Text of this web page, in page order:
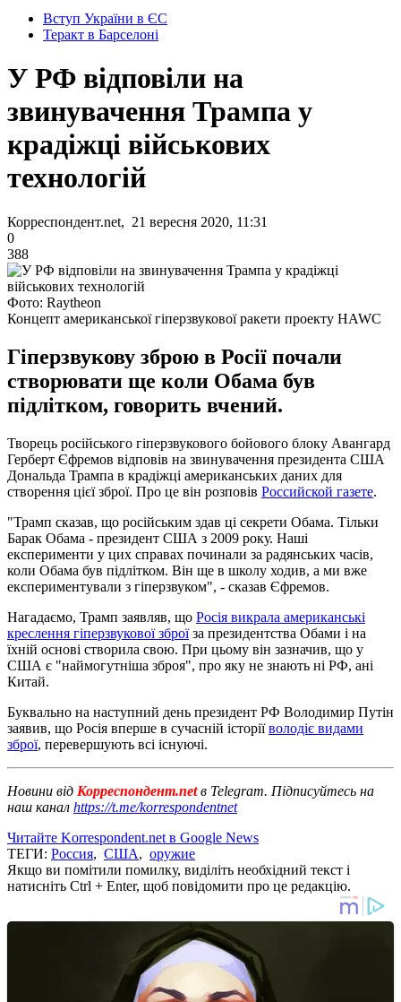
Вступ України в ЄС
Теракт в Барселоні
У РФ відповіли на
звинувачення Трампа у
крадіжці військових
технологій
Корреспондент.net, 21 вересня 2020, 11:31
0
388
Фото: Raytheon
Концепт американської гіперзвукової ракети проекту HAWC
Гіперзвукову зброю в Росії почали
створювати ще коли Обама був
підлітком, говорить вчений.
Творець російського гіперзвукового бойового блоку Авангард
Герберт Єфремов відповів на звинувачення президента США
Дональда Трампа в крадіжці американських даних для
створення цієї зброї. Про це він розповів Российской газете.
"Трамп сказав, що російським здав ці секрети Обама. Тільки
Барак Обама - президент США з 2009 року. Наші
експерименти у цих справах починали за радянських часів,
коли Обама був підлітком. Він ще в школу ходив, а ми вже
експериментували з гіперзвуком", - сказав Єфремов.
Нагадаємо, Трамп заявляв, що Росія викрала американські
креслення гіперзвукової зброїза президентства Обами і на
їхній основі створила свою. При цьому він зазначив, що у
США є "наймогутніша зброя", про яку не знають ні РФ, ані
Китай.
Буквально на наступний день президент РФ Володимир Путін
заявив, що Росія вперше в сучасній історіїволодіє видами
зброї, перевершують всі існуючі.
Новини від Корреспондент.netв Telegram. Підписуйтесь на
наш канал https://t.me/korrespondentnet
Читайте Korrespondent.net в Google News
ТЕГИ: Россия, США, оружие
Якщо ви помітили помилку, виділіть необхідний текст і
натисніть Ctrl + Enter, щоб повідомити про це редакцію.